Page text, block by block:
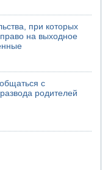
хуситов
при которых
на выходное
с
родителей